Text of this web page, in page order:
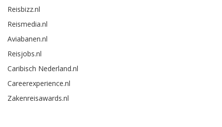
Reisbizz.nl
Reismedia.nl
Aviabanen.nl
Reisjobs.nl
Caribisch Nederland.nl
Careerexperience.nl
Zakenreisawards.nl